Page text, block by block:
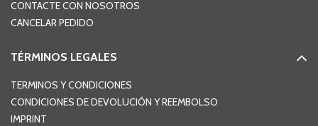
CONTACTE CON NOSOTROS
CANCELAR PEDIDO
TÉRMINOS LEGALES
TERMINOS Y CONDICIONES
CONDICIONES DE DEVOLUCIÓN Y REEMBOLSO
IMPRINT